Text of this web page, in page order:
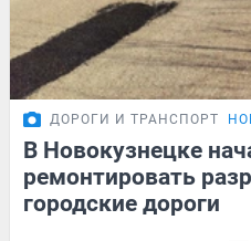
ДОРОГИ И ТРАНСПОРТ
В Новокузнецке
ремонтировать
городские дороги